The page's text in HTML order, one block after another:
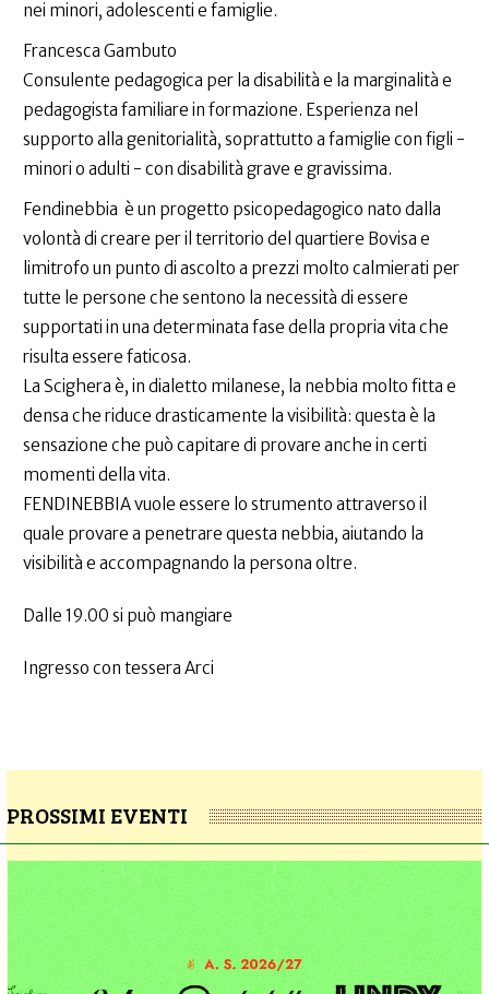
nei minori, adolescenti e famiglie.
Francesca Gambuto
Consulente pedagogica per la disabilità e la marginalità e
pedagogista familiare in formazione. Esperienza nel
supporto alla genitorialità, soprattutto a famiglie con figli -
minori o adulti - con disabilità grave e gravissima.
Fendinebbia è un progetto psicopedagogico nato dalla
volontà di creare per il territorio del quartiere Bovisa e
limitrofo un punto di ascolto a prezzi molto calmierati per
tutte le persone che sentono la necessità di essere
supportati in una determinata fase della propria vita che
risulta essere faticosa.
La Scighera è, in dialetto milanese, la nebbia molto fitta e
densa che riduce drasticamente la visibilità: questa è la
sensazione che può capitare di provare anche in certi
momenti della vita.
FENDINEBBIA vuole essere lo strumento attraverso il
quale provare a penetrare questa nebbia, aiutando la
visibilità e accompagnando la persona oltre.
Dalle 19.00 si può mangiare
Ingresso con tessera Arci
PROSSIMI EVENTI